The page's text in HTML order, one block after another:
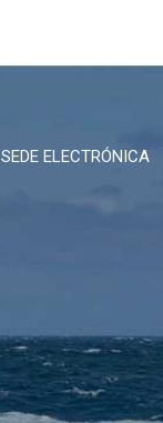
SEDE ELECTRÓNICA